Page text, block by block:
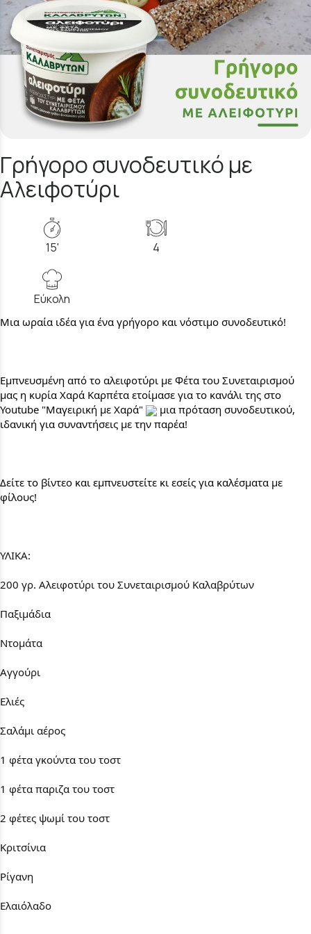
Γρήγορο συνοδευτικό με
Αλειφοτύρι
15' 4
Εύκολη
Μια ωραία ιδέα για ένα γρήγορο και νόστιμο συνοδευτικό!
Εμπνευσμένη από το αλειφοτύρι με Φέτα του Συνεταιρισμού
μας η κυρία Χαρά Καρπέτα ετοίμασε για το κανάλι της στο
Youtube "Μαγειρική με Χαρά"
μια πρόταση συνοδευτικού,
ιδανική για συναντήσεις με την παρέα!
Δείτε το βίντεο και εμπνευστείτε κι εσείς για καλέσματα με
φίλους!
ΥΛΙΚΑ:
200 γρ. Αλειφοτύρι του Συνεταιρισμού Καλαβρύτων
Παξιμάδια
Ντομάτα
Αγγούρι
Ελιές
Σαλάμι αέρος
1 φέτα γκούντα του τοστ
1 φέτα παριζα του τοστ
2 φέτες ψωμί του τοστ
Κριτσίνια
Ρίγανη
Ελαιόλαδο